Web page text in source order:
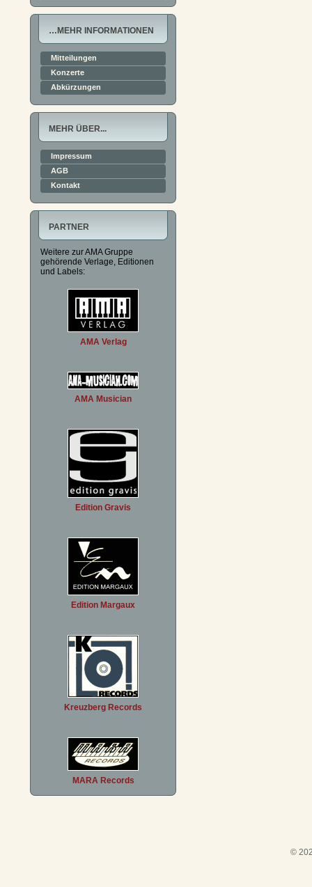
…MEHR INFORMATIONEN
Mitteilungen
Konzerte
Abkürzungen
MEHR ÜBER...
Impressum
AGB
Kontakt
PARTNER
Weitere zur AMA Gruppe
gehörende Verlage, Editionen
und Labels:
AMA Verlag
AMA Musician
Edition Gravis
Edition Margaux
Kreuzberg Records
MARA Records
©